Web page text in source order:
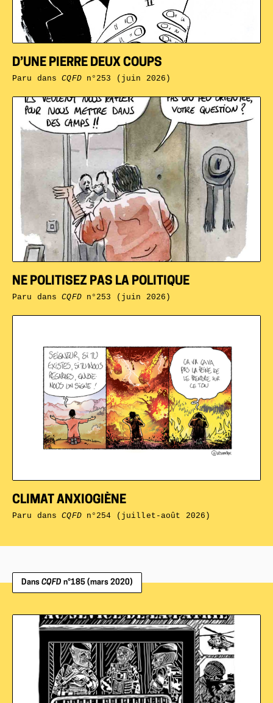
CLIMAT ANXIOGIÈNE
Paru dansCQFDn°254 (juillet-août 2026)
NE POLITISEZ PAS LA POLITIQUE
Paru dansCQFDn°253 (juin 2026)
D’UNE PIERRE DEUX COUPS
Paru dansCQFDn°253 (juin 2026)
Dans CQFD n°185 (mars 2020)